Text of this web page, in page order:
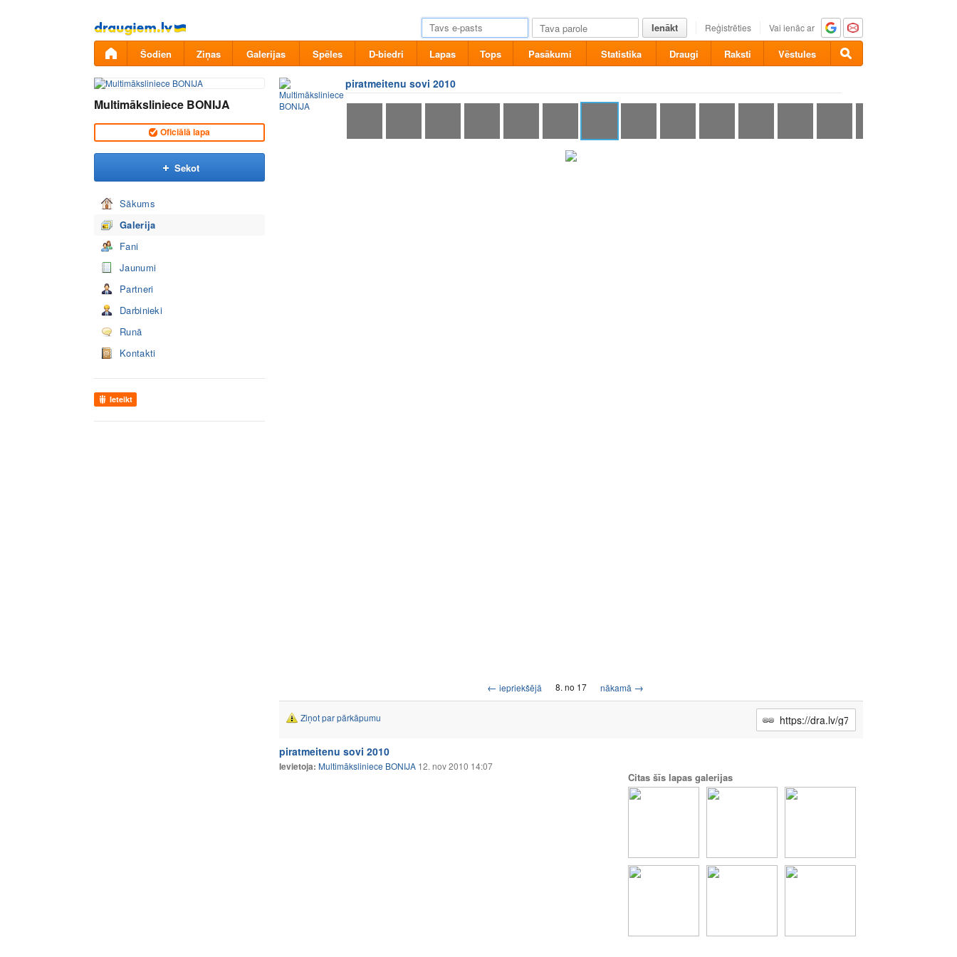
Pāriet
uz
saturu
Ienākt Reģistrēties Vai ienāc ar
Šodien Ziņas Galerijas Spēles D-biedri Lapas Tops Pasākumi Statistika Draugi Raksti Vēstules
Multimāksliniece BONIJA
Oficiālā lapa
Sekot
Sākums
Galerija
Fani
Jaunumi
Partneri
Darbinieki
Runā
Kontakti
Ieteikt
piratmeitenu sovi 2010
← iepriekšējā 8. no 17 nākamā →
Ziņot par pārkāpumu
piratmeitenu sovi 2010
Ievietoja: Multimāksliniece BONIJA 12. nov 2010 14:07
Citas šīs lapas galerijas